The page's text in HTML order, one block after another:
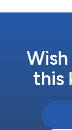
機能を内蔵した唯
ーライトディスプ
決するとともに、
題に対処できます
this